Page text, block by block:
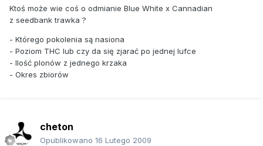
Ktoś może wie coś o odmianie Blue White x Cannadian
z seedbank trawka ?
- Którego pokolenia są nasiona
- Poziom THC lub czy da się zjarać po jednej lufce
- Ilość plonów z jednego krzaka
- Okres zbiorów
cheton
Opublikowano 16 Lutego 2009